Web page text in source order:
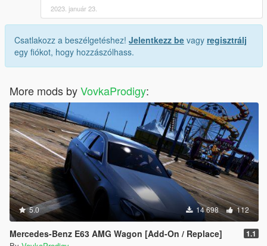
2023. január 23.
Csatlakozz a beszélgetéshez! Jelentkezz be vagy regisztrálj
egy fiókot, hogy hozzászólhass.
More mods byVovkaProdigy:
5.0 14 698 112
Mercedes-Benz E63 AMG Wagon [Add-On / Replace] 1.1